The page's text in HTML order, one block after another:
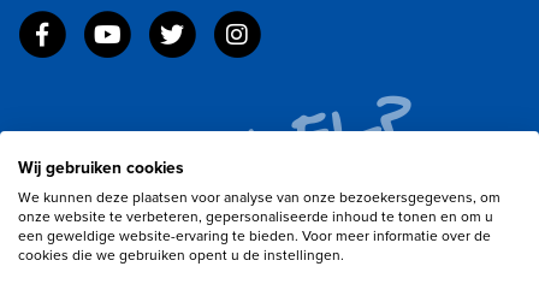
Wij gebruiken cookies
We kunnen deze plaatsen voor analyse van onze bezoekersgegevens, om
onze website te verbeteren, gepersonaliseerde inhoud te tonen en om u
een geweldige website-ervaring te bieden. Voor meer informatie over de
cookies die we gebruiken opent u de instellingen.